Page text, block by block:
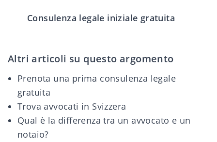
Consulenza legale iniziale gratuita
Altri articoli su questo argomento
Prenota una prima consulenza legale
gratuita
Trova avvocati in Svizzera
Qual è la differenza tra un avvocato e un
notaio?